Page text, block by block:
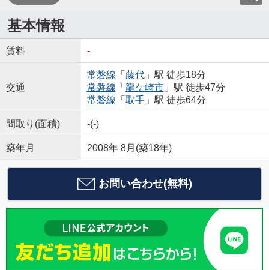
基本情報
賃料 -
交通
常磐線 「 藤代」駅 徒歩18分
常磐線 「 龍ケ崎市」駅 徒歩47分
常磐線 「 取手」駅 徒歩64分
間取り(面積) -(-)
築年月 2008年 8月(築18年)
お問い合わせ(無料)